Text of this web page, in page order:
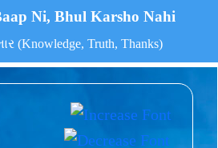
Ni, Bhul Karsho Nahi
(Knowledge, Truth, Thanks)